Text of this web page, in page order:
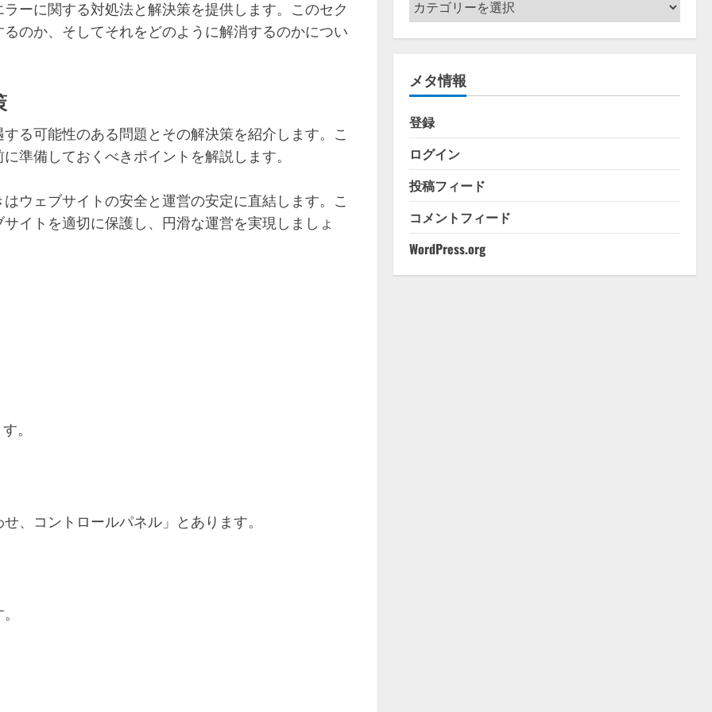
ーに関する対処法と解決策を提供します。このセク
のか、そしてそれをどのように解消するのかについ
る可能性のある問題とその解決策を紹介します。こ
準備しておくべきポイントを解説します。
ウェブサイトの安全と運営の安定に直結します。こ
イトを適切に保護し、円滑な運営を実現しましょ
。
、コントロールパネル」とあります。
テ
ゴ
ー
メタ情報
登録
ログイン
投稿フィード
コメントフィード
WordPress.org